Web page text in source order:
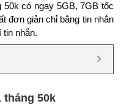
50k có ngay 5GB, 7GB tốc
đơn giản chỉ bằng tin nhắn
tin nhắn.
tháng 50k